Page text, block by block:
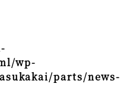
wp-
parts/news-